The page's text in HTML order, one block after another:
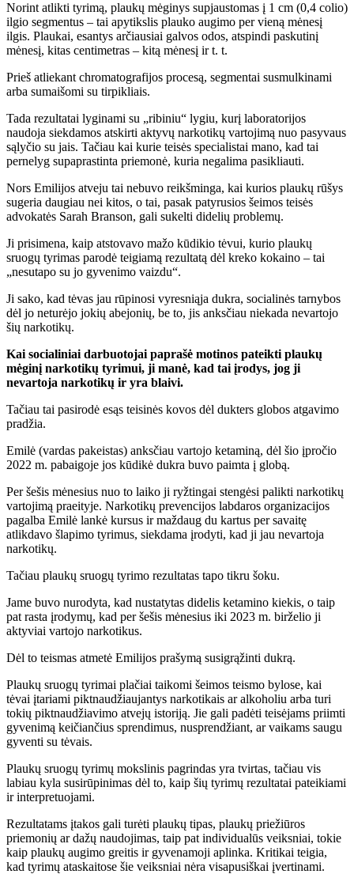
Norint atlikti tyrimą, plaukų mėginys supjaustomas į 1 cm (0,4 colio)
ilgio segmentus – tai apytikslis plauko augimo per vieną mėnesį
ilgis. Plaukai, esantys arčiausiai galvos odos, atspindi paskutinį
mėnesį, kitas centimetras – kitą mėnesį ir t. t.
Prieš atliekant chromatografijos procesą, segmentai susmulkinami
arba sumaišomi su tirpikliais.
Tada rezultatai lyginami su „ribiniu“ lygiu, kurį laboratorijos
naudoja siekdamos atskirti aktyvų narkotikų vartojimą nuo pasyvaus
sąlyčio su jais. Tačiau kai kurie teisės specialistai mano, kad tai
pernelyg supaprastinta priemonė, kuria negalima pasikliauti.
Nors Emilijos atveju tai nebuvo reikšminga, kai kurios plaukų rūšys
sugeria daugiau nei kitos, o tai, pasak patyrusios šeimos teisės
advokatės Sarah Branson, gali sukelti didelių problemų.
Ji prisimena, kaip atstovavo mažo kūdikio tėvui, kurio plaukų
sruogų tyrimas parodė teigiamą rezultatą dėl kreko kokaino – tai
„nesutapo su jo gyvenimo vaizdu“.
Ji sako, kad tėvas jau rūpinosi vyresniąja dukra, socialinės tarnybos
dėl jo neturėjo jokių abejonių, be to, jis anksčiau niekada nevartojo
šių narkotikų.
Kai socialiniai darbuotojai paprašė motinos pateikti plaukų
mėginį narkotikų tyrimui, ji manė, kad tai įrodys, jog ji
nevartoja narkotikų ir yra blaivi.
Tačiau tai pasirodė esąs teisinės kovos dėl dukters globos atgavimo
pradžia.
Emilė (vardas pakeistas) anksčiau vartojo ketaminą, dėl šio įpročio
2022 m. pabaigoje jos kūdikė dukra buvo paimta į globą.
Per šešis mėnesius nuo to laiko ji ryžtingai stengėsi palikti narkotikų
vartojimą praeityje. Narkotikų prevencijos labdaros organizacijos
pagalba Emilė lankė kursus ir maždaug du kartus per savaitę
atlikdavo šlapimo tyrimus, siekdama įrodyti, kad ji jau nevartoja
narkotikų.
Tačiau plaukų sruogų tyrimo rezultatas tapo tikru šoku.
Jame buvo nurodyta, kad nustatytas didelis ketamino kiekis, o taip
pat rasta įrodymų, kad per šešis mėnesius iki 2023 m. birželio ji
aktyviai vartojo narkotikus.
Dėl to teismas atmetė Emilijos prašymą susigrąžinti dukrą.
Plaukų sruogų tyrimai plačiai taikomi šeimos teismo bylose, kai
tėvai įtariami piktnaudžiaujantys narkotikais ar alkoholiu arba turi
tokių piktnaudžiavimo atvejų istoriją. Jie gali padėti teisėjams priimti
gyvenimą keičiančius sprendimus, nusprendžiant, ar vaikams saugu
gyventi su tėvais.
Plaukų sruogų tyrimų mokslinis pagrindas yra tvirtas, tačiau vis
labiau kyla susirūpinimas dėl to, kaip šių tyrimų rezultatai pateikiami
ir interpretuojami.
Rezultatams įtakos gali turėti plaukų tipas, plaukų priežiūros
priemonių ar dažų naudojimas, taip pat individualūs veiksniai, tokie
kaip plaukų augimo greitis ir gyvenamoji aplinka. Kritikai teigia,
kad tyrimų ataskaitose šie veiksniai nėra visapusiškai įvertinami.